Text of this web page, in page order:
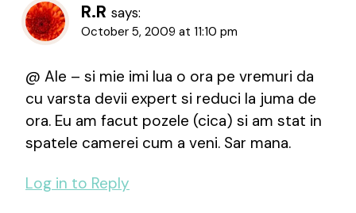
R.R says:
October 5, 2009 at 11:10 pm
@ Ale – si mie imi lua o ora pe vremuri da
cu varsta devii expert si reduci la juma de
ora. Eu am facut pozele (cica) si am stat in
spatele camerei cum a veni. Sar mana.
Log in to Reply